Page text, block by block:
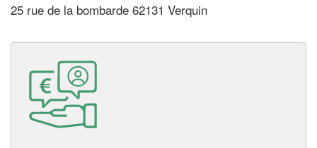
25 rue de la bombarde 62131 Verquin